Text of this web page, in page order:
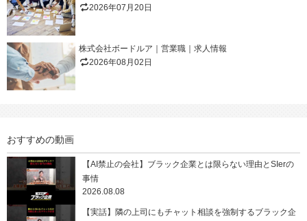
2026年07月20日
株式会社ボードルア｜営業職｜求人情報
2026年08月02日
おすすめの動画
【AI禁止の会社】ブラック企業とは限らない理由とSIerの
事情
2026.08.08
【実話】隣の上司にもチャット相談を強制するブラック企